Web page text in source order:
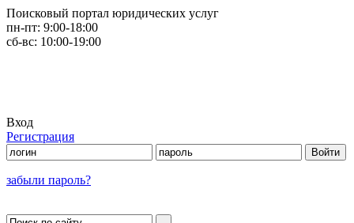
Поисковый портал юридических услуг
пн-пт: 9:00-18:00
сб-вс: 10:00-19:00
Вход
Регистрация
забыли пароль?